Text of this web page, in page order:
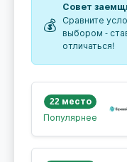
💰
Совет
Сравните
выбором -
отличаться!
22 место
Популярнее